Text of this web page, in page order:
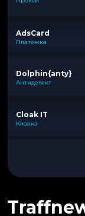
AdsCard
Платежка
Dolphin{anty}
Антидетект
Cloak IT
Клоака